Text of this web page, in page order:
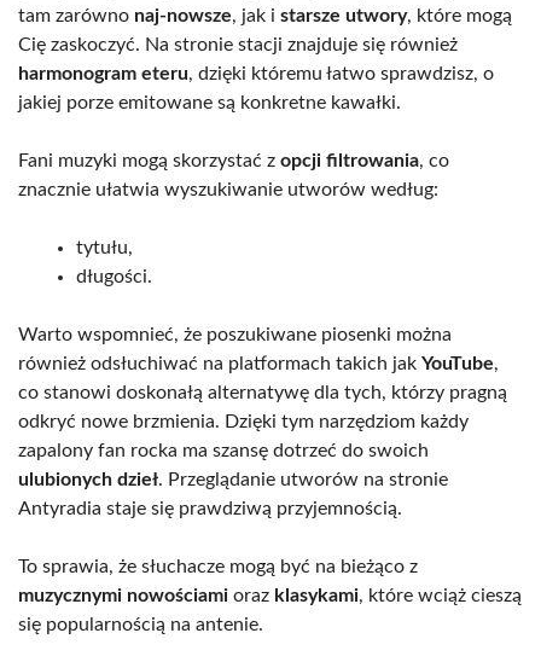
tam zarówno naj-nowsze, jak i starsze utwory, które mogą
Cię zaskoczyć. Na stronie stacji znajduje się również
harmonogram eteru, dzięki któremu łatwo sprawdzisz, o
jakiej porze emitowane są konkretne kawałki.
Fani muzyki mogą skorzystać z opcji filtrowania, co
znacznie ułatwia wyszukiwanie utworów według:
tytułu,
długości.
Warto wspomnieć, że poszukiwane piosenki można
również odsłuchiwać na platformach takich jak YouTube,
co stanowi doskonałą alternatywę dla tych, którzy pragną
odkryć nowe brzmienia. Dzięki tym narzędziom każdy
zapalony fan rocka ma szansę dotrzeć do swoich
ulubionych dzieł. Przeglądanie utworów na stronie
Antyradia staje się prawdziwą przyjemnością.
To sprawia, że słuchacze mogą być na bieżąco z
muzycznymi nowościami oraz klasykami, które wciąż cieszą
się popularnością na antenie.